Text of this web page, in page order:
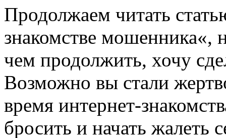
Продолжаем читать
знакомстве мошенника«,
чем продолжить, хочу
Возможно вы стали
время интернет-
бросить и начать жалеть